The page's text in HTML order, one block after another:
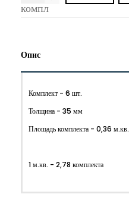
компл
Опис
Комплект - 6 шт.
Толщина - 35 мм
Площадь комплекта - 0,36 м.кв.
1 м.кв. - 2,78 комплекта